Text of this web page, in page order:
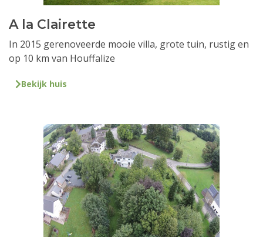
A la Clairette
In 2015 gerenoveerde mooie villa, grote tuin, rustig en
op 10 km van Houffalize
Bekijk huis